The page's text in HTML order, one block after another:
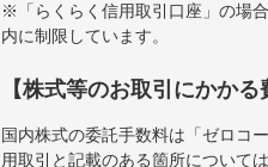
※「らくらく信用取引口座」の場
内に制限しています。
【株式等のお取引にかかる
国内株式の委託手数料は「ゼロコ
用取引と記載のある箇所について